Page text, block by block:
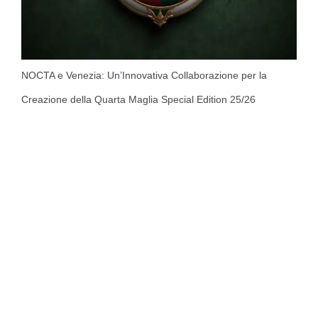
NOCTA e Venezia: Un’Innovativa Collaborazione per la
Creazione della Quarta Maglia Special Edition 25/26